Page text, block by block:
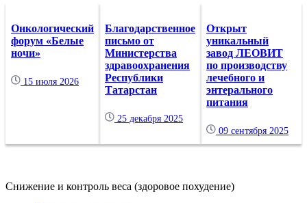
Онкологический
форум «Белые
ночи»
15 июля 2026
Благодарственное
письмо от
Министерства
здравоохранения
Республики
Татарстан
25 декабря 2025
Открыт
уникальный
завод ЛЕОВИТ
по производству
лечебного и
энтерального
питания
09 сентября 2025
Снижение и контроль веса (здоровое похудение)